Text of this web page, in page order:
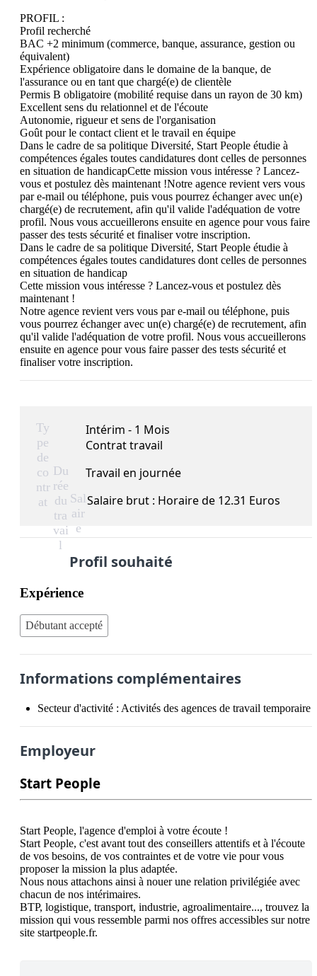
PROFIL :
Profil recherché
BAC +2 minimum (commerce, banque, assurance, gestion ou
équivalent)
Expérience obligatoire dans le domaine de la banque, de
l'assurance ou en tant que chargé(e) de clientèle
Permis B obligatoire (mobilité requise dans un rayon de 30 km)
Excellent sens du relationnel et de l'écoute
Autonomie, rigueur et sens de l'organisation
Goût pour le contact client et le travail en équipe
Dans le cadre de sa politique Diversité, Start People étudie à
compétences égales toutes candidatures dont celles de personnes
en situation de handicapCette mission vous intéresse ? Lancez-
vous et postulez dès maintenant !Notre agence revient vers vous
par e-mail ou téléphone, puis vous pourrez échanger avec un(e)
chargé(e) de recrutement, afin qu'il valide l'adéquation de votre
profil. Nous vous accueillerons ensuite en agence pour vous faire
passer des tests sécurité et finaliser votre inscription.
Dans le cadre de sa politique Diversité, Start People étudie à
compétences égales toutes candidatures dont celles de personnes
en situation de handicap
Cette mission vous intéresse ? Lancez-vous et postulez dès
maintenant !
Notre agence revient vers vous par e-mail ou téléphone, puis
vous pourrez échanger avec un(e) chargé(e) de recrutement, afin
qu'il valide l'adéquation de votre profil. Nous vous accueillerons
ensuite en agence pour vous faire passer des tests sécurité et
Ty
pe
de
co
ntr
at
Intérim - 1 Mois
Contrat travail
Du
rée
du
tra
vai
l
Travail en journée
Sal
air
e
Salaire brut : Horaire de 12.31 Euros
Profil souhaité
Expérience
Débutant accepté
Informations complémentaires
Secteur d'activité : Activités des agences de travail temporaire
Employeur
Start People
Start People, l'agence d'emploi à votre écoute !
Start People, c'est avant tout des conseillers attentifs et à l'écoute
de vos besoins, de vos contraintes et de votre vie pour vous
proposer la mission la plus adaptée.
Nous nous attachons ainsi à nouer une relation privilégiée avec
chacun de nos intérimaires.
BTP, logistique, transport, industrie, agroalimentaire..., trouvez la
mission qui vous ressemble parmi nos offres accessibles sur notre